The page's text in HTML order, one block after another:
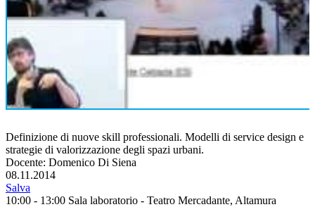
Definizione di nuove skill professionali. Modelli di service design e
strategie di valorizzazione degli spazi urbani.
Docente: Domenico Di Siena
08.11.2014
Salva
10:00 - 13:00 Sala laboratorio - Teatro Mercadante, Altamura